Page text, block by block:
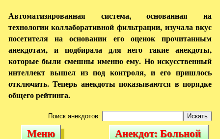
Автоматизированная система, основанная на
технологии коллаборативной фильтрации, изучала вкус
посетителя на основании его оценок прочитанным
анекдотам, и подбирала для него такие анекдоты,
которые были смешны именно ему. Но искусственный
интеллект вышел из под контроля, и его пришлось
отключить. Теперь анекдоты показываются в порядке
общего рейтинга.
Поиск анекдотов:
Меню
Анекдот: Больной